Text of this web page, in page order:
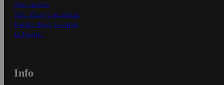
Näin maksat
Näin tilaat ja muokkaat
Kaikki ohjeet ja vinkit
In English
Info